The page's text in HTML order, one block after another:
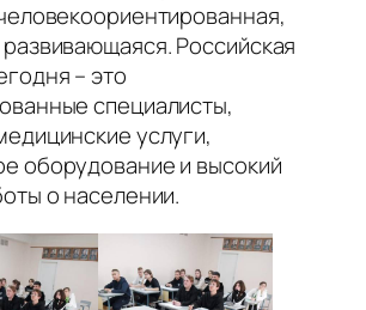
Российская
– это
специалисты,
услуги,
оборудование и высокий
о населении.